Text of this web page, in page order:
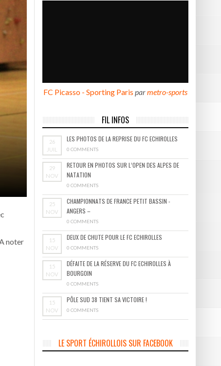
BOURGOIN
noter
FC Picasso - Sporting Paris parmetro-sports
FIL INFOS
26
JUIL
LES PHOTOS DE LA REPRISE DU FC ECHIROLLES
0 COMMENTS
29
NOV
RETOUR EN PHOTOS SUR L’OPEN DES ALPES DE
NATATION
0 COMMENTS
25
NOV
CHAMPIONNATS DE FRANCE PETIT BASSIN -
ANGERS –
0 COMMENTS
15
NOV
DEUX DE CHUTE POUR LE FC ECHIROLLES
0 COMMENTS
15
NOV
DÉFAITE DE LA RÉSERVE DU FC ECHIROLLES À
BOURGOIN
0 COMMENTS
15
NOV
PÔLE SUD 38 TIENT SA VICTOIRE !
0 COMMENTS
LE SPORT ÉCHIROLLOIS SUR FACEBOOK